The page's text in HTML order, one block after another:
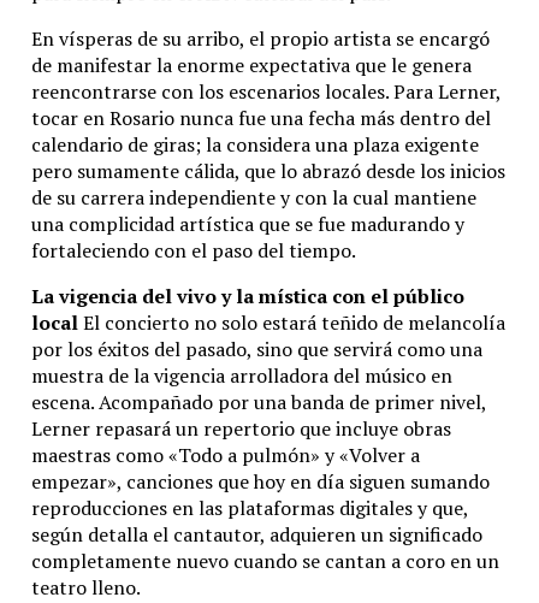
En vísperas de su arribo, el propio artista se encargó
de manifestar la enorme expectativa que le genera
reencontrarse con los escenarios locales. Para Lerner,
tocar en Rosario nunca fue una fecha más dentro del
calendario de giras; la considera una plaza exigente
pero sumamente cálida, que lo abrazó desde los inicios
de su carrera independiente y con la cual mantiene
una complicidad artística que se fue madurando y
fortaleciendo con el paso del tiempo.
La vigencia del vivo y la mística con el público
localEl concierto no solo estará teñido de melancolía
por los éxitos del pasado, sino que servirá como una
muestra de la vigencia arrolladora del músico en
escena. Acompañado por una banda de primer nivel,
Lerner repasará un repertorio que incluye obras
maestras como «Todo a pulmón» y «Volver a
empezar», canciones que hoy en día siguen sumando
reproducciones en las plataformas digitales y que,
según detalla el cantautor, adquieren un significado
completamente nuevo cuando se cantan a coro en un
teatro lleno.